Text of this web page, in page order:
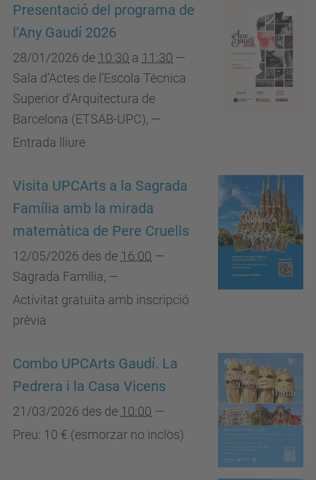
Presentació del programa de
l’Any Gaudí 2026
28/01/2026 de 10:30 a 11:30 —
Sala d’Actes de l’Escola Tècnica
Superior d’Arquitectura de
Barcelona (ETSAB-UPC), —
Entrada lliure
Visita UPCArts a la Sagrada
Família amb la mirada
matemàtica de Pere Cruells
12/05/2026 des de 16:00 —
Sagrada Família, —
Activitat gratuïta amb inscripció
prèvia
Combo UPCArts Gaudí. La
Pedrera i la Casa Vicens
21/03/2026 des de 10:00 —
Preu: 10 € (esmorzar no inclòs)